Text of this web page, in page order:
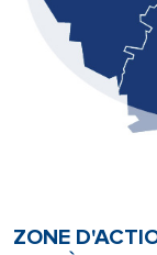
ZONE